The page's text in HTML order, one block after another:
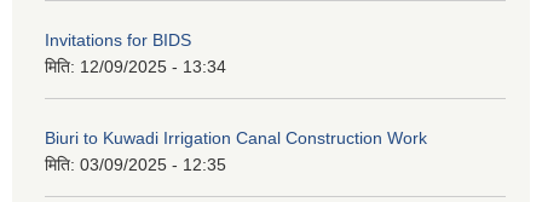
Invitations for BIDS
मिति: 12/09/2025 - 13:34
Biuri to Kuwadi Irrigation Canal Construction Work
मिति: 03/09/2025 - 12:35